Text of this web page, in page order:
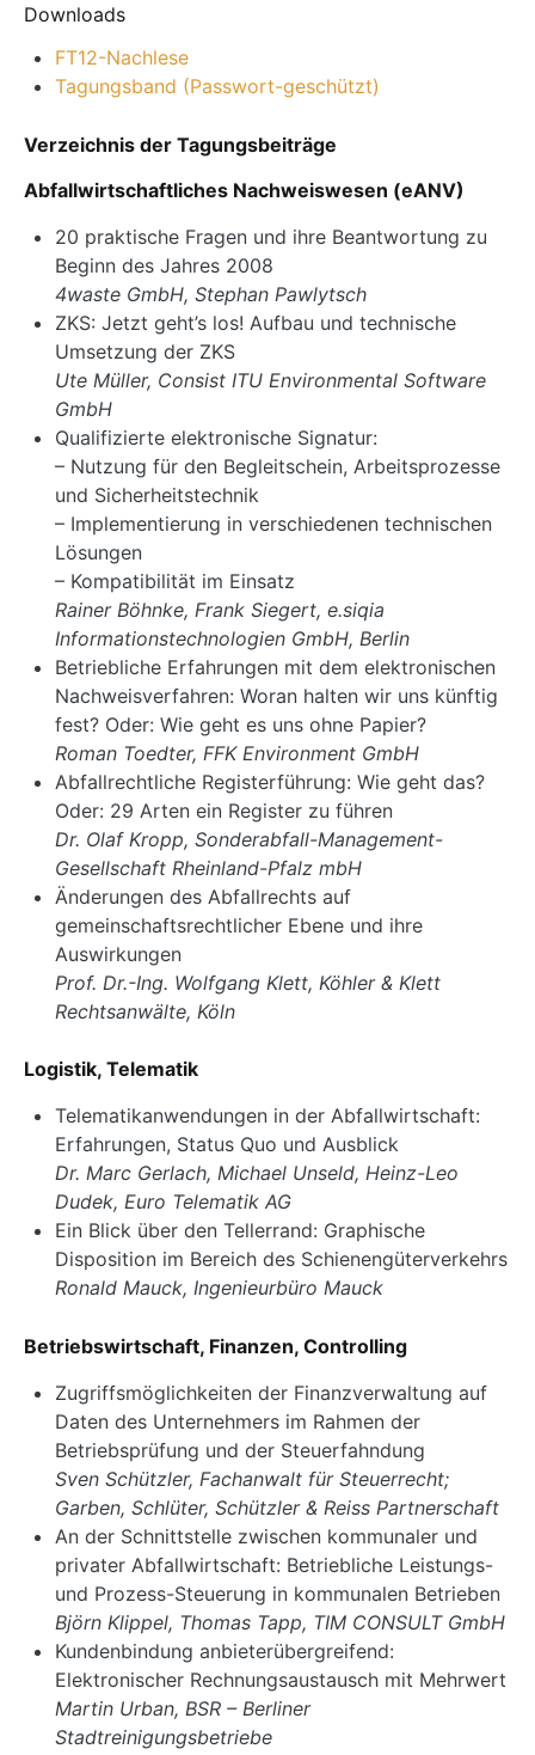
Downloads
FT12-Nachlese
Tagungsband (Passwort-geschützt)
Verzeichnis der Tagungsbeiträge
Abfallwirtschaftliches Nachweiswesen (eANV)
20 praktische Fragen und ihre Beantwortung zu
Beginn des Jahres 2008
4waste GmbH, Stephan Pawlytsch
ZKS: Jetzt geht’s los! Aufbau und technische
Umsetzung der ZKS
Ute Müller, Consist ITU Environmental Software
GmbH
Qualifizierte elektronische Signatur:
– Nutzung für den Begleitschein, Arbeitsprozesse
und Sicherheitstechnik
– Implementierung in verschiedenen technischen
Lösungen
– Kompatibilität im Einsatz
Rainer Böhnke, Frank Siegert, e.siqia
Informationstechnologien GmbH, Berlin
Betriebliche Erfahrungen mit dem elektronischen
Nachweisverfahren: Woran halten wir uns künftig
fest? Oder: Wie geht es uns ohne Papier?
Roman Toedter, FFK Environment GmbH
Abfallrechtliche Registerführung: Wie geht das?
Oder: 29 Arten ein Register zu führen
Dr. Olaf Kropp, Sonderabfall-Management-
Gesellschaft Rheinland-Pfalz mbH
Änderungen des Abfallrechts auf
gemeinschaftsrechtlicher Ebene und ihre
Auswirkungen
Prof. Dr.-Ing. Wolfgang Klett, Köhler & Klett
Rechtsanwälte, Köln
Logistik, Telematik
Telematikanwendungen in der Abfallwirtschaft:
Erfahrungen, Status Quo und Ausblick
Dr. Marc Gerlach, Michael Unseld, Heinz-Leo
Dudek, Euro Telematik AG
Ein Blick über den Tellerrand: Graphische
Disposition im Bereich des Schienengüterverkehrs
Ronald Mauck, Ingenieurbüro Mauck
Betriebswirtschaft, Finanzen, Controlling
Zugriffsmöglichkeiten der Finanzverwaltung auf
Daten des Unternehmers im Rahmen der
Betriebsprüfung und der Steuerfahndung
Sven Schützler, Fachanwalt für Steuerrecht;
Garben, Schlüter, Schützler & Reiss Partnerschaft
An der Schnittstelle zwischen kommunaler und
privater Abfallwirtschaft: Betriebliche Leistungs-
und Prozess-Steuerung in kommunalen Betrieben
Björn Klippel, Thomas Tapp, TIM CONSULT GmbH
Kundenbindung anbieterübergreifend:
Elektronischer Rechnungsaustausch mit Mehrwert
Martin Urban, BSR – Berliner
Stadtreinigungsbetriebe